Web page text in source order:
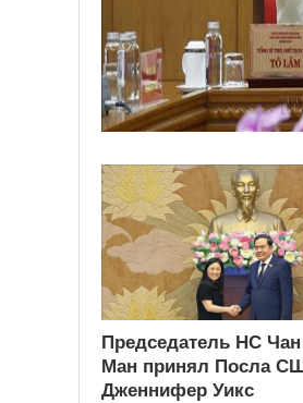
Председатель НС Чан
Ман принял Посла
Дженнифер Уикс